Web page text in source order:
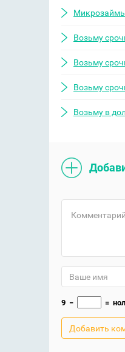
Микрозаймы
Возьму
Возьму
Возьму
Возьму в
9 − =